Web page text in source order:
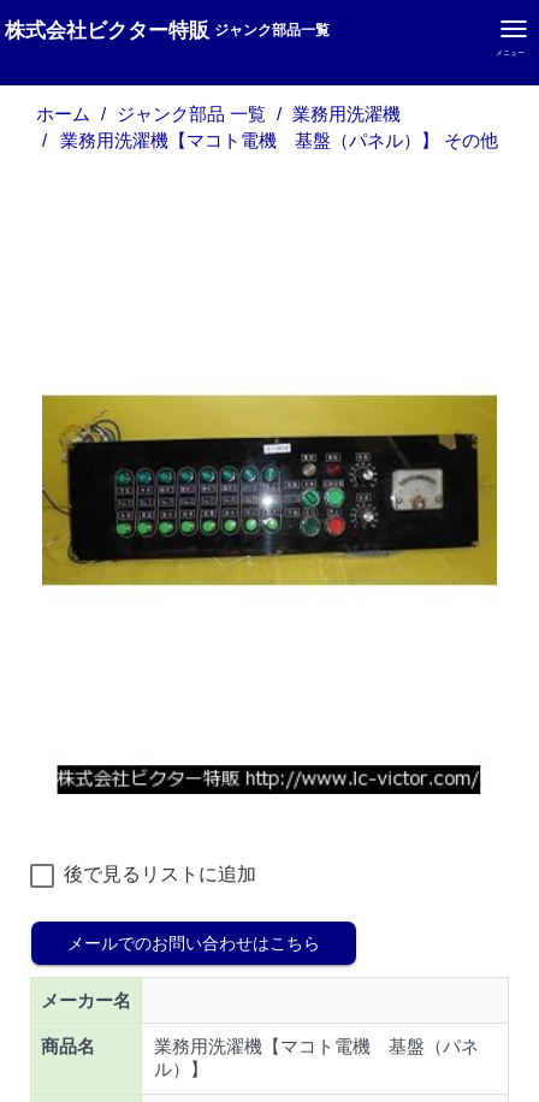
メニュー
株式会社ビクター特販 ジャンク部品一覧
ホーム ジャンク部品 一覧 業務用洗濯機
業務用洗濯機【マコト電機 基盤（パネル）】 その他
後で見るリストに追加
メールでのお問い合わせはこちら
メーカー名
商品名
業務用洗濯機【マコト電機 基盤（パネ
ル）】